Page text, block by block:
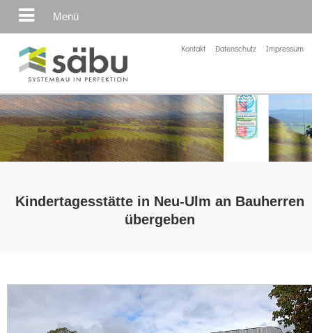
Kontakt Datenschutz Impressum
Kindertagesstätte in Neu-Ulm an Bauherren
übergeben
Menü